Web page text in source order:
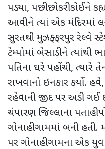
પડ્યા, પછી છોકરી કોઈને
આવીને ત્યાં એક મંદિરમાં
સુરતથી મુઝફ્ફરપુર રેલ્વે
ટેમ્પોમાં બેસાડીને ત્યાંથી
પતિના ઘરે પહોંચી, ત્યારે
રાખવાનો ઇનકાર કર્યો. હવે,
રહેવાની જીદ પર અડી ગઈ
ચંપારણ જિલ્લાના પતાહી
ગોનાહી ગામમાં બની
પર ગોનાહી ગામના એક